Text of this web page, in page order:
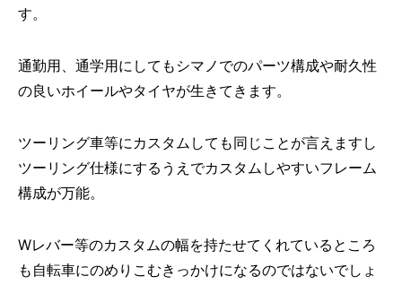
す。
通勤用、通学用にしてもシマノでのパーツ構成や耐久性
の良いホイールやタイヤが生きてきます。
ツーリング車等にカスタムしても同じことが言えますし
ツーリング仕様にするうえでカスタムしやすいフレーム
構成が万能。
Wレバー等のカスタムの幅を持たせてくれているところ
も自転車にのめりこむきっかけになるのではないでしょ